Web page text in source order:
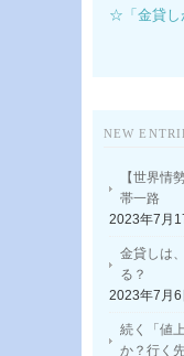
☆「金貸し
NEW
【世界情
帯一路
2023年7月
金貸しは
る？
2023年7月6
続く「値
か？行く